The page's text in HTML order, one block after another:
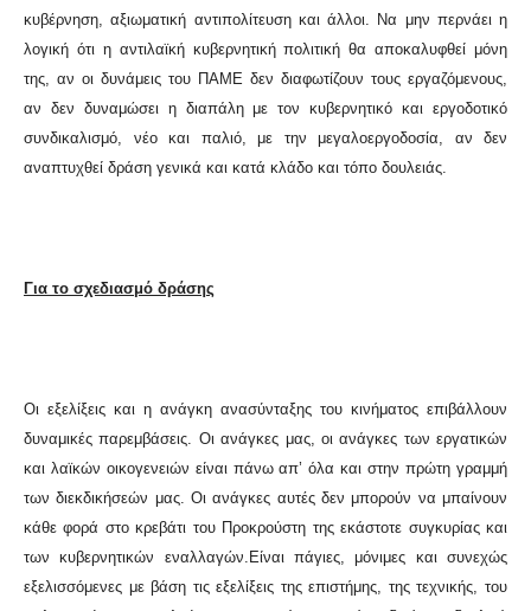
κυβέρνηση, αξιωματική αντιπολίτευση και άλλοι. Να μην περνάει η
λογική ότι η αντιλαϊκή κυβερνητική πολιτική θα αποκαλυφθεί μόνη
της, αν οι δυνάμεις του ΠΑΜΕ δεν διαφωτίζουν τους εργαζόμενους,
αν δεν δυναμώσει η διαπάλη με τον κυβερνητικό και εργοδοτικό
συνδικαλισμό, νέο και παλιό, με την μεγαλοεργοδοσία, αν δεν
αναπτυχθεί δράση γενικά και κατά κλάδο και τόπο δουλειάς.
Για το σχεδιασμό δράσης
Οι εξελίξεις και η ανάγκη ανασύνταξης του κινήματος επιβάλλουν
δυναμικές παρεμβάσεις. Οι ανάγκες μας, οι ανάγκες των εργατικών
και λαϊκών οικογενειών είναι πάνω απ’ όλα και στην πρώτη γραμμή
των διεκδικήσεών μας. Οι ανάγκες αυτές δεν μπορούν να μπαίνουν
κάθε φορά στο κρεβάτι του Προκρούστη της εκάστοτε συγκυρίας και
των κυβερνητικών εναλλαγών. Είναι πάγιες, μόνιμες και συνεχώς
εξελισσόμενες με βάση τις εξελίξεις της επιστήμης, της τεχνικής, του